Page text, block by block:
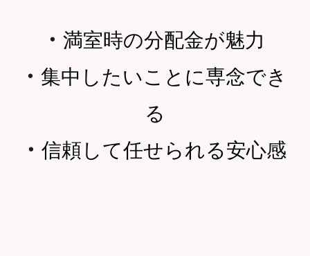
・ 満室時の分配金が魅力
・ 集中したいことに専念でき
る
・ 信頼して任せられる安心感